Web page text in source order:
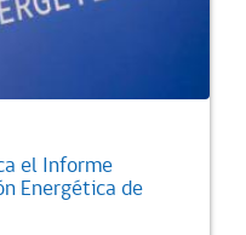
el Informe
Energética de